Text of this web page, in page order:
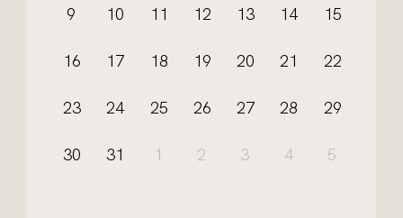
9 10 11 12 13 14 15
16 17 18 19 20 21 22
23 24 25 26 27 28 29
30 31 1 2 3 4 5